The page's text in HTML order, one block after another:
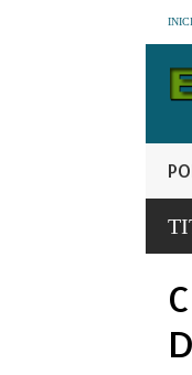
INTERINSTITUCIONAL